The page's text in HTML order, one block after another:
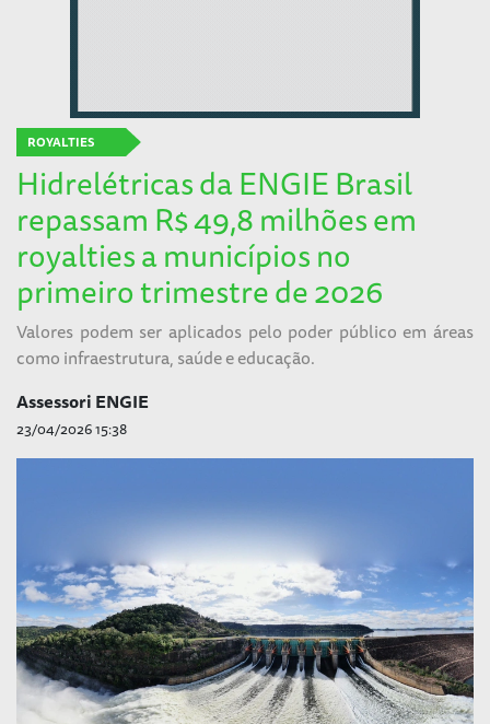
ROYALTIES
Hidrelétricas da ENGIE Brasil
repassam R$ 49,8 milhões em
royalties a municípios no
primeiro trimestre de 2026
Valores podem ser aplicados pelo poder público em áreas
como infraestrutura, saúde e educação.
Assessori ENGIE
23/04/2026 15:38